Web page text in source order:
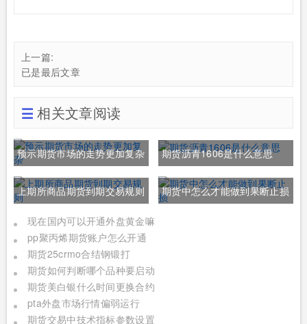
上一篇:
已是最后文章
相关文章阅读
预示期货市场的走势更加复杂 期货沥青1606是什么意思
上期所商品期货到期交易规则 期货中怎么才能做到果断止损
现在国内可以开通外盘黄金嘛
pp聚丙烯期货账户怎么开通
期货25crmo合结钢锻打
期货如何判断哪个品种要启动
期货美白银什么时间更换合约
pta外盘市场行情偏弱运行
期货交易中技术指标参数设置